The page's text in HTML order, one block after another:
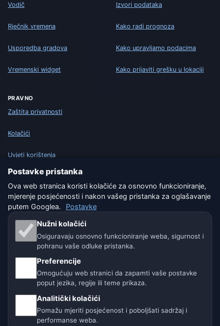
Vodič
Rječnik vremena
Usporedba gradova
Vremenski widget
Izvori podataka
Kako radi prognoza
Kako upravljamo podacima
Kako prijaviti grešku u lokaciji
PRAVNO
Zaštita privatnosti
Kolačići
Uvjeti korištenja
Isključenje odgovornosti
Pomažemo životinjama
Sitemap
Naše vremenske stranice:
🇨🇿 Češka 🇭🇷 Hrvatska
🇩🇪🇦🇹🇨🇭 Njemačka / Austrija / Švicarska
Postavke pristanka
Ova web stranica koristi kolačiće za osnovno funkcioniranje,
mjerenje posjećenosti i nakon vašeg pristanka za oglašavanje
putem Googlea.
Postavke
Nužni kolačići
Osiguravaju osnovno funkcioniranje weba, sigurnost i
pohranu vaše odluke pristanka.
Preferencije
Omogućuju web stranici da zapamti vaše postavke
poput jezika, regije ili teme prikaza.
Analitički kolačići
Pomažu mjeriti posjećenost i poboljšati sadržaj i
performanse weba.